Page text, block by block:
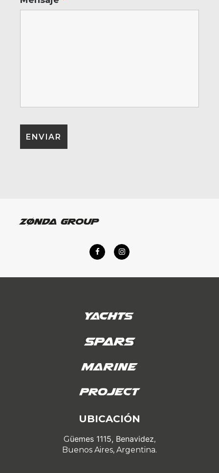
UBICACIÓN
Güemes 1115, Benavidez,
Buenos Aires, Argentina.